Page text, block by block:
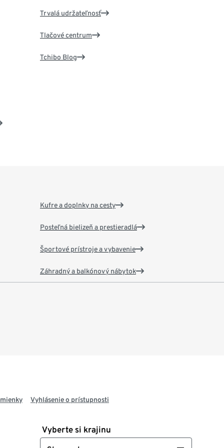
Trvalá udržateľnosť
Tlačové centrum
Tchibo Blog
Kufre a doplnky na cesty
Posteľná bielizeň a prestieradlá
Športové prístroje a vybavenie
Záhradný a balkónový nábytok
Vyhlásenie o prístupnosti
Vyberte si krajinu